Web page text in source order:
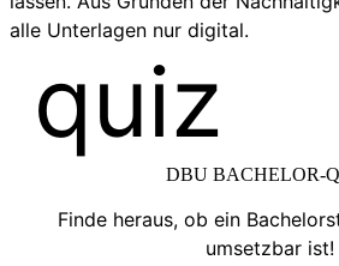
alle Unterlagen nur digital.
quiz
DBU BACHELOR-
Finde heraus, ob ein
umsetzbar ist!